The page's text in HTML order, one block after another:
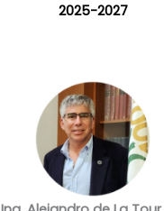
2025-2027